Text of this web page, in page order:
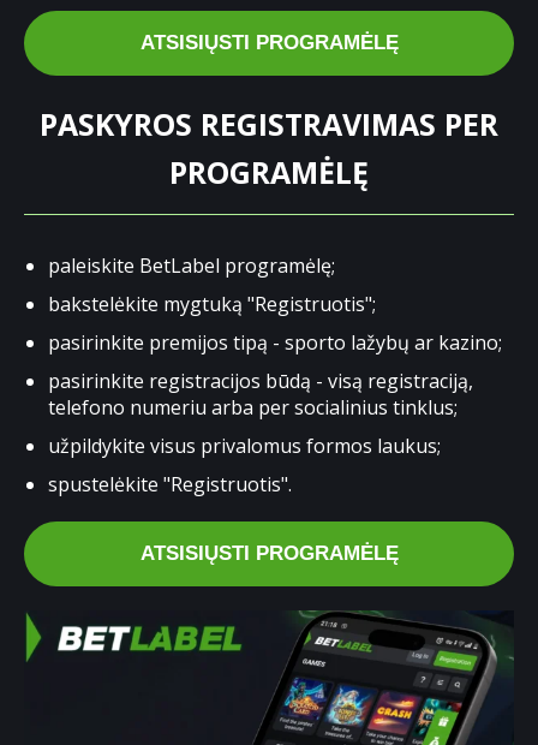
ATSISIŲSTI PROGRAMĖLĘ
PASKYROS REGISTRAVIMAS PER
PROGRAMĖLĘ
paleiskite BetLabel programėlę;
bakstelėkite mygtuką "Registruotis";
pasirinkite premijos tipą - sporto lažybų ar kazino;
pasirinkite registracijos būdą - visą registraciją,
telefono numeriu arba per socialinius tinklus;
užpildykite visus privalomus formos laukus;
spustelėkite "Registruotis".
ATSISIŲSTI PROGRAMĖLĘ